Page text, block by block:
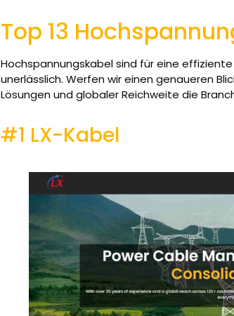
Top 13
Hochspannungskabel sind für eine
unerlässlich. Werfen wir einen genaueren
Lösungen und globaler Reichweite die
#1 LX-Kabel